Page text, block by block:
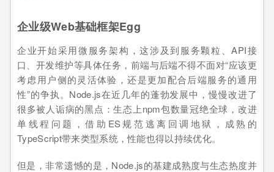
企业级Web基础框架Egg
企业开始采用微服务架构，这涉及到服务颗粒、API接
口、开发维护等具体任务，前端与后端不得不面对“应该更
考虑用户侧的灵活体验，还是更加配合后端服务的通用
性”的争执。Node.js在近几年的蓬勃发展中，慢慢改进了
很多被人诟病的黑点：生态上npm包数量冠绝全球，改进
单线程问题，借助ES规范逃离回调地狱，成熟的
TypeScript带来类型系统，性能也得以持续优化。
但是，非常遗憾的是，Node.js的基建成熟度与生态热度并